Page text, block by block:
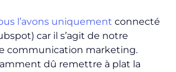
l’avons uniquement connecté
car il s’agit de notre
communication marketing.
dû remettre à plat la